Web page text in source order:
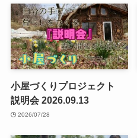
小屋づくりプロジェクト
説明会 2026.09.13
2026/07/28